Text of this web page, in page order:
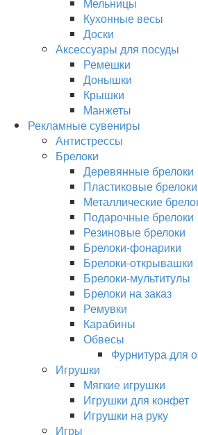
Кухонные весы
Доски
Аксессуары для посуды
Ремешки
Донышки
Крышки
Манжеты
Рекламные сувениры
Антистрессы
Брелоки
Деревянные брелоки
Пластиковые брелоки
Металлические
Подарочные брелоки
Резиновые брелоки
Брелоки-фонарики
Брелоки-открывашки
Брелоки-мультитулы
Брелоки на заказ
Ремувки
Карабины
Обвесы
Фурнитура для
Игрушки
Мягкие игрушки
Игрушки для конфет
Игрушки на руку
Игры